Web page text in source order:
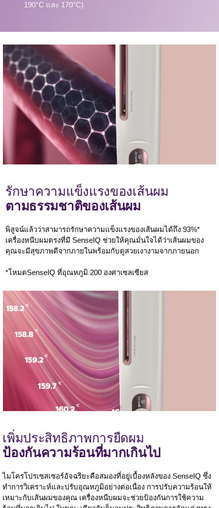
190°C และ 170°C)
รักษาความแข็งแรงของเส้นผม
ตามธรรมชาติของเส้นผม
พิสูจน์แล้วว่าสามารถรักษาความแข็งแรงของเส้นผมได้ถึง 93%*
เครื่องหนีบผมตรงที่มี SenseIQ ช่วยให้คุณมั่นใจได้ว่าเส้นผมของ
คุณจะมีสุขภาพดีจากภายในพร้อมกับดูสวยเงางามจากภายนอก
*โหมดSenseIQ ที่อุณหภูมิ 200 องศาเซลเซียส
เพิ่มประสิทธิภาพการยืดผม
ป้องกันความร้อนที่มากเกินไป
ไมโครโปรเซสเซอร์อัจฉริยะคือสมองที่อยู่เบื้องหลังของ SenseIQ ซึ่ง
ทำการวิเคราะห์และปรับอุณหภูมิอย่างต่อเนื่อง การปรับความร้อนให้
เหมาะกับเส้นผมของคุณ เครื่องหนีบผมจะช่วยป้องกันการใช้ความ